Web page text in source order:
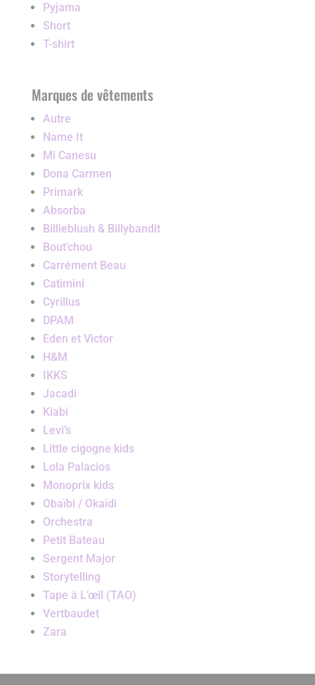
Pyjama
Short
T-shirt
Marques de vêtements
Autre
Name It
Mi Canesu
Dona Carmen
Primark
Absorba
Billieblush & Billybandit
Bout’chou
Carrément Beau
Catimini
Cyrillus
DPAM
Eden et Victor
H&M
IKKS
Jacadi
Kiabi
Levi’s
Little cigogne kids
Lola Palacios
Monoprix kids
Obaïbi / Okaïdi
Orchestra
Petit Bateau
Sergent Major
Storytelling
Tape à L’œil (TAO)
Vertbaudet
Zara